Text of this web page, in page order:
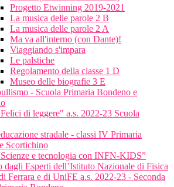
Progetto Etwinning 2019-2021
La musica delle parole 2 B
La musica delle parole 2 A
Ma va all'interno (con Dante)!
Viaggiando s'impara
Le palstiche
Regolamento della classe 1 D
Museo delle biografie 3 E
- Scuola Primaria Bondeno e
di leggere" a.s. 2022-23 Scuola
stradale - classi IV Primaria
Scortichino
e tecnologia con INFN-KIDS”
dagli Esperti dell’Istituto Nazionale di Fisica
Ferrara e di UniFE a.s. 2022-23 - Seconda